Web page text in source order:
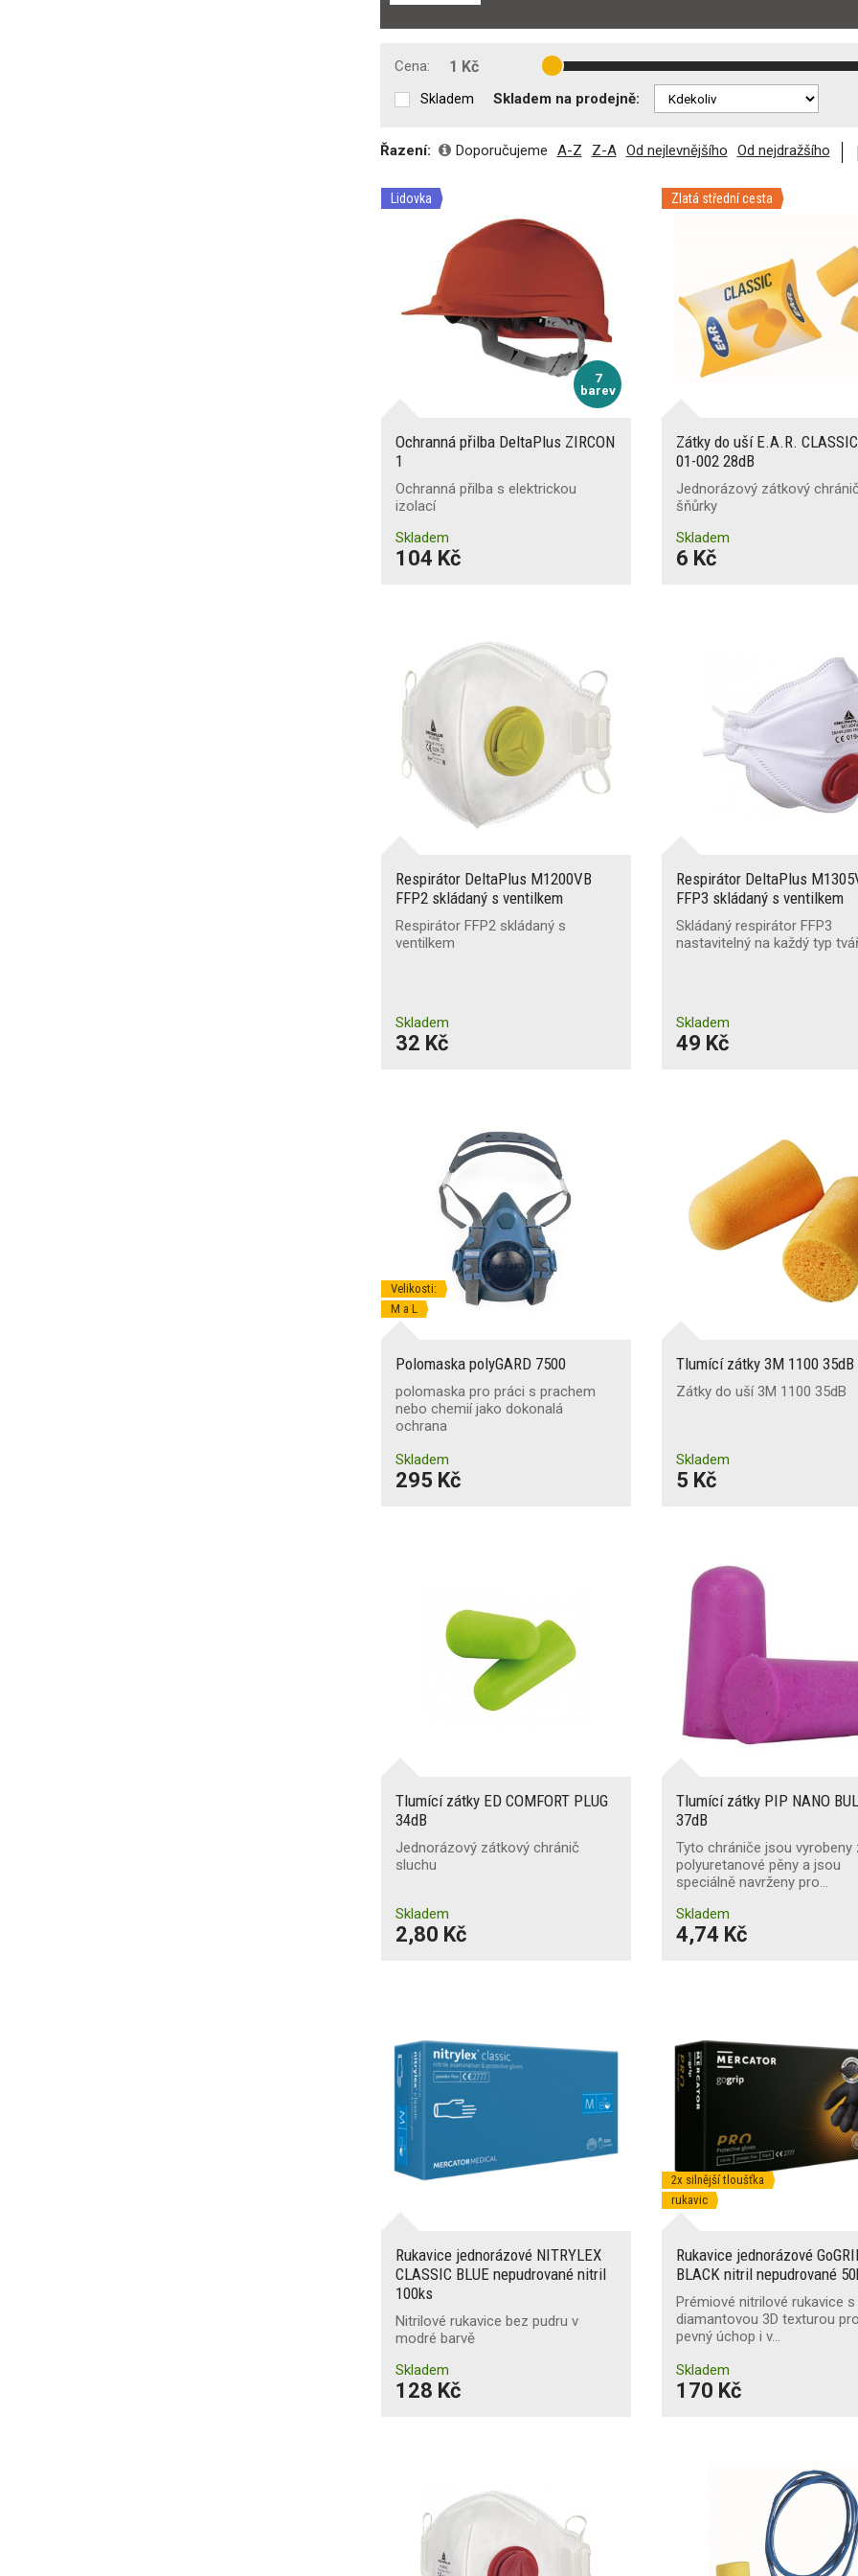
Cena: 1 Kč
Skladem Skladem na prodejně:
Řazení: Doporučujeme A-Z Z-A Od nejlevnějšího Od nejdražšího
Lidovka
7
barev
Ochranná přilba DeltaPlus ZIRCON
1
Ochranná přilba s elektrickou
izolací
Skladem
104 Kč
Zlatá střední cesta
Zátky do uší E.A.R.
01-002 28dB
Jednorázový zátkový
šňůrky
Skladem
6 Kč
Respirátor DeltaPlus M1200VB
FFP2 skládaný s ventilkem
Respirátor FFP2 skládaný s
ventilkem
Skladem
32 Kč
Respirátor DeltaPlus
FFP3 skládaný s ventilkem
Skládaný respirátor FFP3
nastavitelný na každý typ
Skladem
49 Kč
Velikosti:
M a L
Polomaska polyGARD 7500
polomaska pro práci s prachem
nebo chemií jako dokonalá
ochrana
Skladem
295 Kč
Tlumící zátky 3M 1100 35dB
Zátky do uší 3M 1100 35dB
Skladem
5 Kč
Tlumící zátky ED COMFORT PLUG
34dB
Jednorázový zátkový chránič
sluchu
Skladem
2,80 Kč
Tlumící zátky PIP NANO
37dB
Tyto chrániče jsou vyrobeny
polyuretanové pěny a jsou
speciálně navrženy pro…
Skladem
4,74 Kč
Rukavice jednorázové NITRYLEX
CLASSIC BLUE nepudrované nitril
100ks
Nitrilové rukavice bez pudru v
modré barvě
Skladem
128 Kč
2x silnější tloušťka
rukavic
Rukavice jednorázové
BLACK nitril nepudrované
Prémiové nitrilové rukavice s
diamantovou 3D texturou
pevný úchop i v…
Skladem
170 Kč